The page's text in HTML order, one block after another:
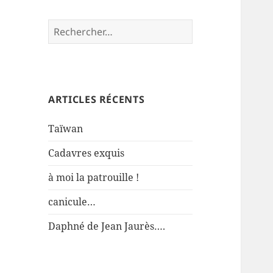
Rechercher :
ARTICLES RÉCENTS
Taïwan
Cadavres exquis
à moi la patrouille !
canicule…
Daphné de Jean Jaurès….